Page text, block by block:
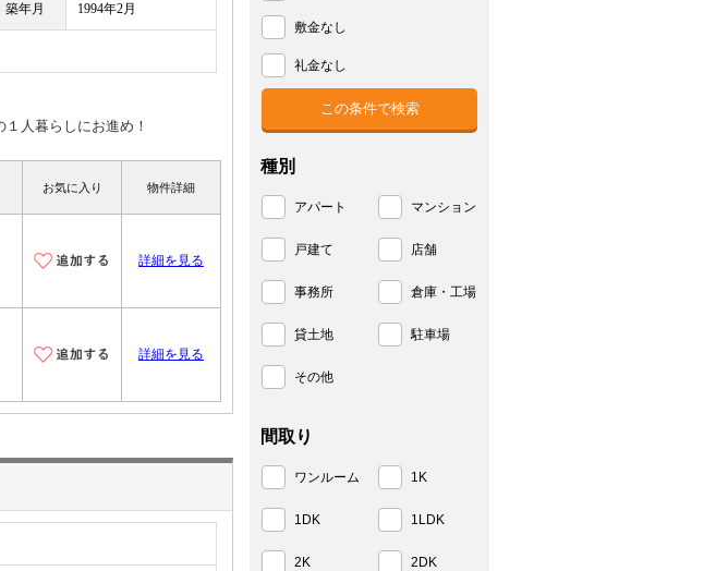
築年月 1994年2月
人暮らしにお進め！
お気に入り 物件詳細
詳細を見る
詳細を見る
敷金なし
礼金なし
種別
アパート マンション
戸建て 店舗
事務所 倉庫・工場
貸土地 駐車場
その他
間取り
ワンルーム 1K
1DK 1LDK
2K 2DK